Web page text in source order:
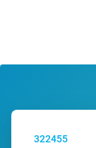
322455